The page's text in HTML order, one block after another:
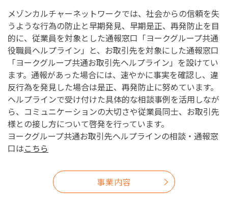
メゾンカルチャーネットワークでは、社会からの信頼を失
うような行為の防止と早期発見、早期是正、再発防止を目
的に、従業員を対象とした通報窓口「ヨークグループ共通
役職員ヘルプライン」と、お取引先を対象にした通報窓口
「ヨークグループ共通お取引先ヘルプライン」を設けてい
ます。通報があった場合には、速やかに事実を確認し、違
反行為を発見した場合は是正、再発防止に努めています。
ヘルプラインで受け付けた具体的な相談事例を活用しなが
ら、コミュニケーションの大切さや従業員同士、お取引先
様との接し方について啓発を行っています。
ヨークグループ共通お取引先ヘルプラインの相談・通報窓
口はこちら
事業内容